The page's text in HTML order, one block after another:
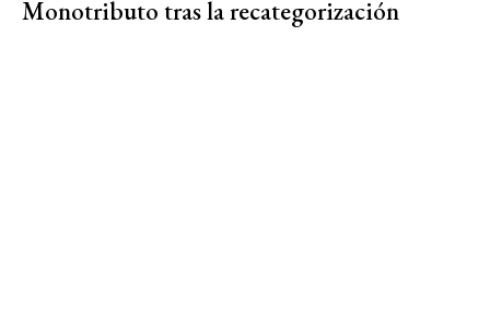
Monotributo tras la recategorización